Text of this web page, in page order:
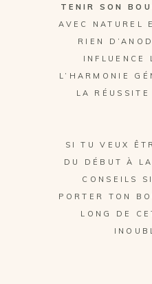
TENIR SON
AVEC NATUREL
RIEN
INFLUENCE
L’HARMONIE
LA
SI TU VEUX
DU DÉBUT À
CONSEILS
PORTER TON
LONG DE